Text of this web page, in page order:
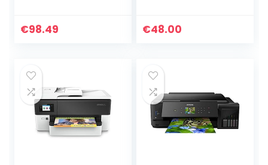
€98.49
(Printen, kopiëren,
€48.00